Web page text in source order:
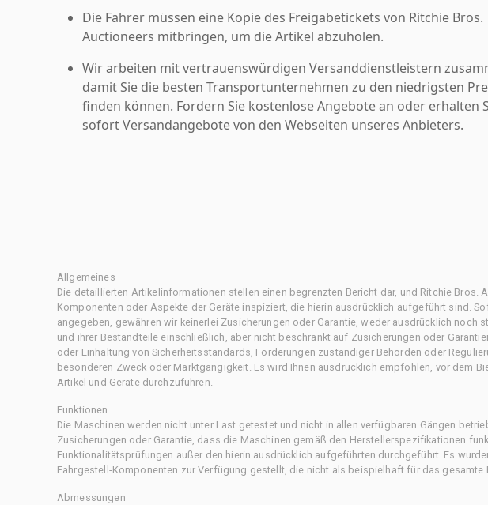
Die Fahrer müssen eine Kopie des Freigabetickets von Ritchie Bros.
Auctioneers mitbringen, um die Artikel abzuholen.
Wir arbeiten mit vertrauenswürdigen Versanddienstleistern
damit Sie die besten Transportunternehmen zu den niedrigsten
finden können. Fordern Sie kostenlose Angebote an oder erhalten
sofort Versandangebote von den Webseiten unseres Anbieters.
Allgemeines
Die detaillierten Artikelinformationen stellen einen begrenzten Bericht dar, und Ritchie Bros.
Komponenten oder Aspekte der Geräte inspiziert, die hierin ausdrücklich aufgeführt sind.
angegeben, gewähren wir keinerlei Zusicherungen oder Garantie, weder ausdrücklich noch
und ihrer Bestandteile einschließlich, aber nicht beschränkt auf Zusicherungen oder
oder Einhaltung von Sicherheitsstandards, Forderungen zuständiger Behörden oder
besonderen Zweck oder Marktgängigkeit. Es wird Ihnen ausdrücklich empfohlen, vor dem
Artikel und Geräte durchzuführen.
Funktionen
Die Maschinen werden nicht unter Last getestet und nicht in allen verfügbaren Gängen
Zusicherungen oder Garantie, dass die Maschinen gemäß den Herstellerspezifikationen
Funktionalitätsprüfungen außer den hierin ausdrücklich aufgeführten durchgeführt. Es
Fahrgestell-Komponenten zur Verfügung gestellt, die nicht als beispielhaft für das gesamte
Abmessungen